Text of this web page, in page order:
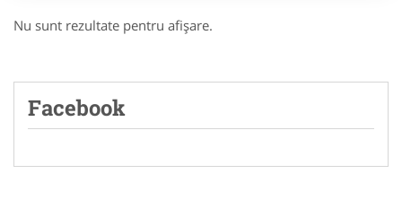
Nu sunt rezultate pentru afişare.
Facebook